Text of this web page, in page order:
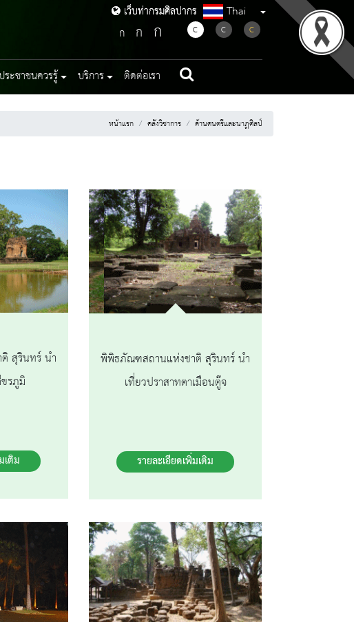
เว็บท่ากรมศิลปากร
เว็บท่ากรมศิลปากร Thai
ก ก ก C C C
ระชาชนควรรู้ บริการ ติดต่อเรา
หน้าแรก คลังวิชาการ ด้านดนตรีและนาฏศิลป์
สุรินทร์ นำ
รภูมิ
เติม
พิพิธภัณฑสถานแห่งชาติ สุรินทร์ นำ
เที่ยวปราสาทตาเมือนตู๊จ
รายละเอียดเพิ่มเติม